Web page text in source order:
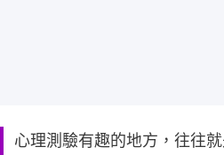
心理測驗有趣的地方，往往